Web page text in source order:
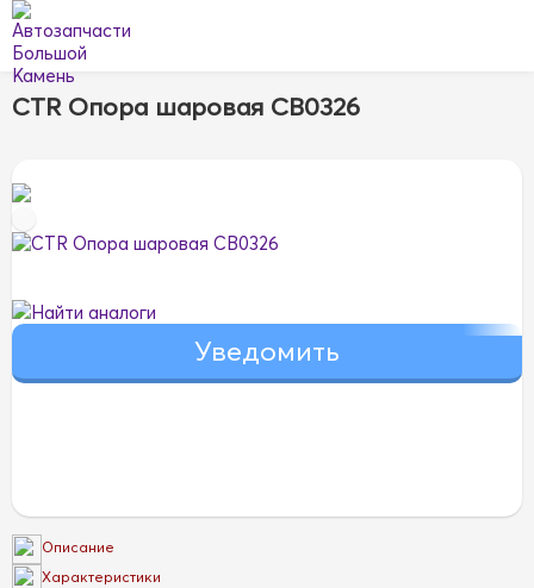
CTR Опора шаровая CB0326
Найти аналоги
Описание
Характеристики